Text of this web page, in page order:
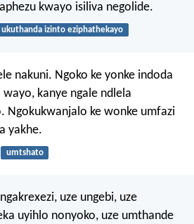
kwayo isiliva negolide.
ukuthanda izinto eziphathekayo
nakuni. Ngoko ke yonke indoda
kanye ngale ndlela
Ngokukwanjalo ke wonke umfazi
yakhe.
umtshato
uze ungebi, uze
uyihlo nonyoko, uze umthande